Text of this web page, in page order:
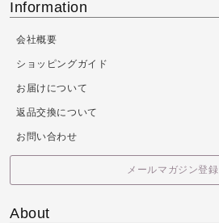
Information
会社概要
ショッピングガイド
お届けについて
返品交換について
お問い合わせ
メールマガジン登録
About